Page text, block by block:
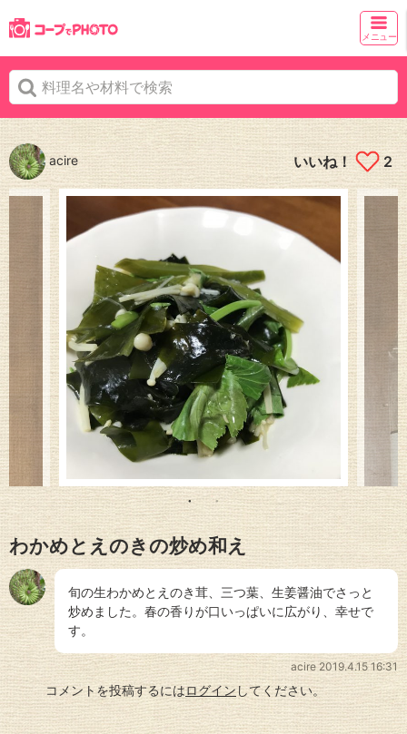
メニュー
acire いいね！ 2
わかめとえのきの炒め和え
旬の生わかめとえのき茸、三つ葉、生姜醤油でさっと
炒めました。春の香りが口いっぱいに広がり、幸せで
す。
acire2019.4.15 16:31
コメントを投稿するにはログインしてください。